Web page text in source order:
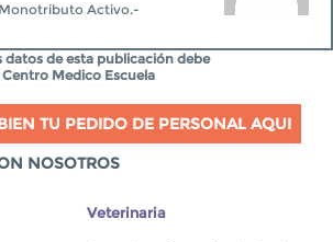
Activo.-
datos de esta publicación debe
Medico Escuela
TU PEDIDO DE PERSONAL AQUI
NOSOTROS
Veterinaria